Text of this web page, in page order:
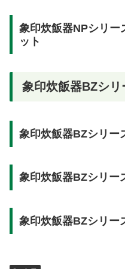
象印炊飯器NPシリー
ット
象印炊飯器BZシ
象印炊飯器BZシリー
象印炊飯器BZシリー
象印炊飯器BZシリー